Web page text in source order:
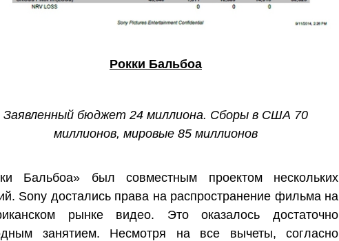
Рокки Бальбоа
Заявленный бюджет 24 миллиона. Сборы в США 70
миллионов, мировые 85 миллионов
Бальбоа» был совместным проектом нескольких
Sony достались права на распространение фильма на
рынке видео. Это оказалось достаточно
занятием. Несмотря на все вычеты, согласно